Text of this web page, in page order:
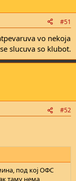
#51
vo nekoja
slucuva so klubot.
#52
под кој ОФС
таму нема